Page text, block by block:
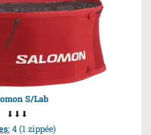
S/Lab
⬇⬇⬇
: 4 (1 zippée)